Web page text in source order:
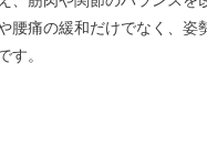
腰痛の緩和だけでなく、姿
す。